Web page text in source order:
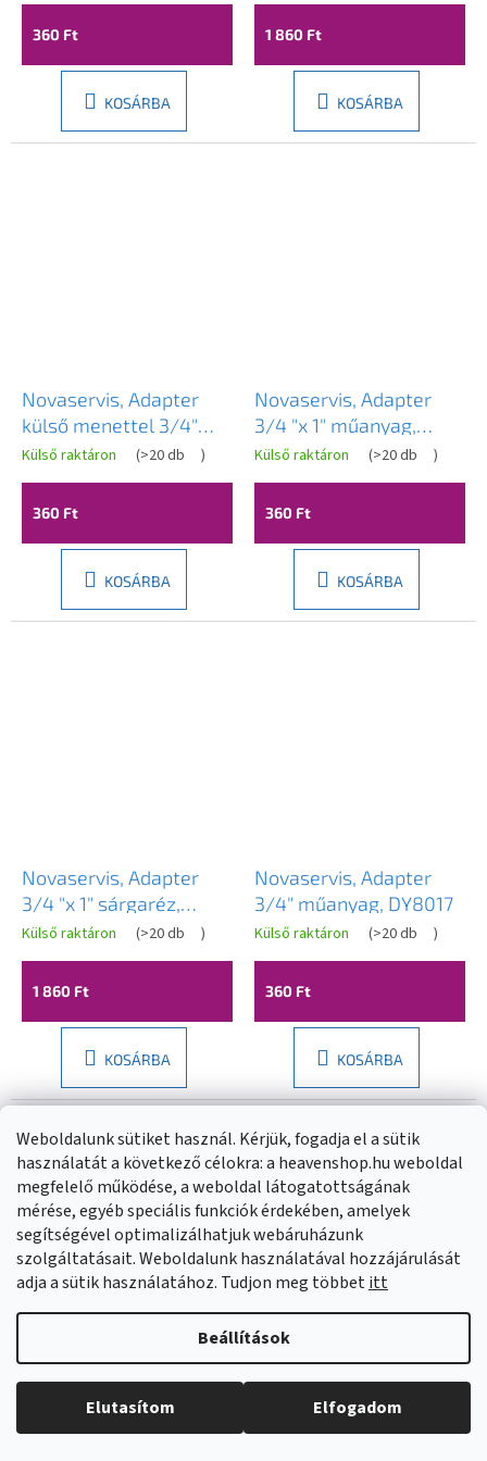
Weboldalunk sütiket használ. Kérjük, fogadja el a sütik
használatát a következő célokra: a heavenshop.hu weboldal
megfelelő működése, a weboldal látogatottságának
mérése, egyéb speciális funkciók érdekében, amelyek
segítségével optimalizálhatjuk webáruházunk
szolgáltatásait. Weboldalunk használatával hozzájárulását
adja a sütik használatához. Tudjon meg többetitt
Beállítások
Elutasítom Elfogadom
360 Ft
KOSÁRBA
1 860 Ft
KOSÁRBA
Novaservis, Adapter
külső menettel 3/4"
műanyag, DY8018
Külső raktáron (>20 db )
360 Ft
KOSÁRBA
Novaservis, Adapter
3/4 "x 1" műanyag,
DY8023
Külső raktáron (>20 db )
360 Ft
KOSÁRBA
Novaservis, Adapter
3/4 "x 1" sárgaréz,
DY8023C
Külső raktáron (>20 db )
1 860 Ft
KOSÁRBA
Novaservis, Adapter
3/4" műanyag, DY8017
Külső raktáron (>20 db )
360 Ft
KOSÁRBA
"x 3/4" műanyag,
DY8024
Külső raktáron (>20 db
"x 3/4" sárgaréz,
DY8024C
Külső raktáron (>20 db